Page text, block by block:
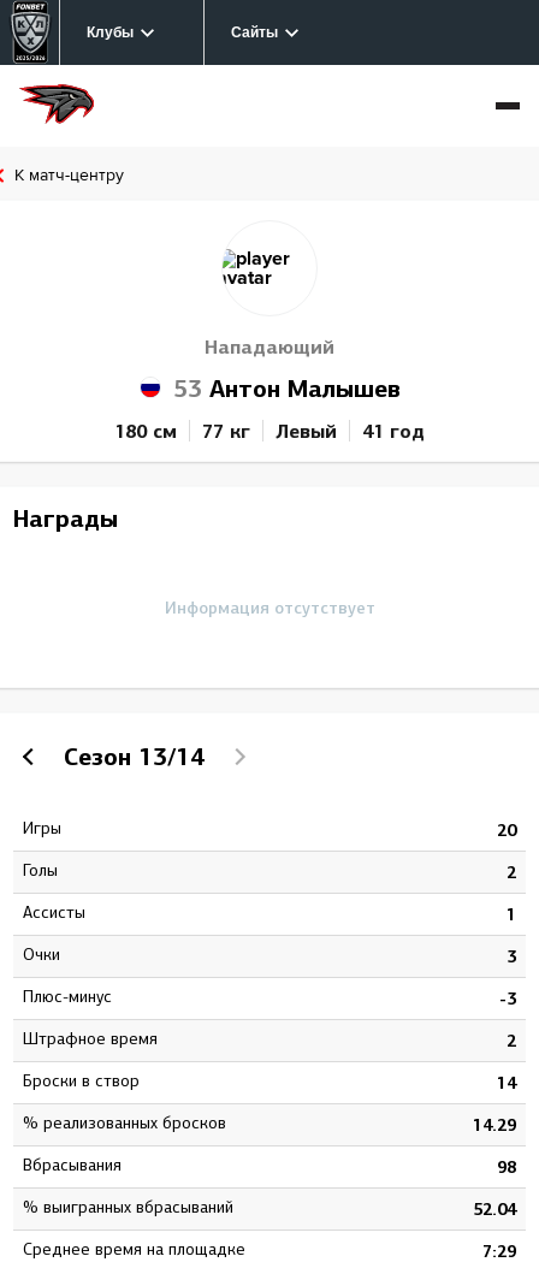
Клубы Сайты
К матч-центру
Нападающий
53 Антон Малышев
180 см 77 кг Левый 41 год
Награды
Информация отсутствует
Сезон 13/14
Игры 20
Голы 2
Ассисты 1
Очки 3
Плюс-минус -3
штрафное время 2
Броски в створ 14
% реализованных бросков 14.29
Вбрасывания 98
% выигранных вбрасываний 52.04
Среднее время на площадке 7:29